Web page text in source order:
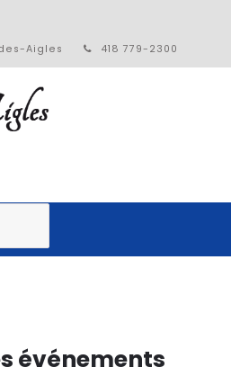
Aigles 418 779-2300
événements